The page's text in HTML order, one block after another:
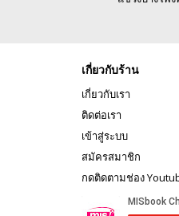
เกี่ยวกับร้าน
เกี่ยวกับเรา
ติดต่อเรา
เข้าสู่ระบบ
สมัครสมาชิก
กดติดตามช่อง